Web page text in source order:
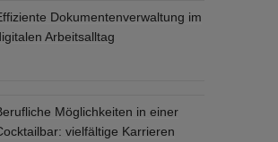
Dokumentenverwaltung im
Arbeitsalltag
Möglichkeiten in einer
vielfältige Karrieren